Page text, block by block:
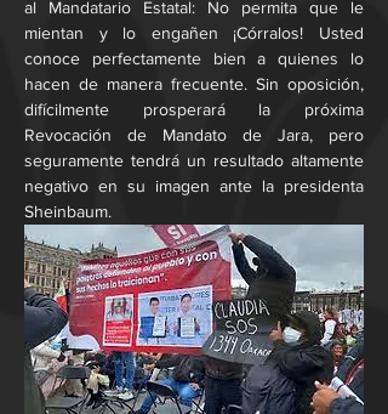
al Mandatario Estatal: No permita que le
mientan y lo engañen ¡Córralos! Usted
conoce perfectamente bien a quienes lo
hacen de manera frecuente. Sin oposición,
difícilmente prosperará la próxima
Revocación de Mandato de Jara, pero
seguramente tendrá un resultado altamente
negativo en su imagen ante la presidenta
Sheinbaum.